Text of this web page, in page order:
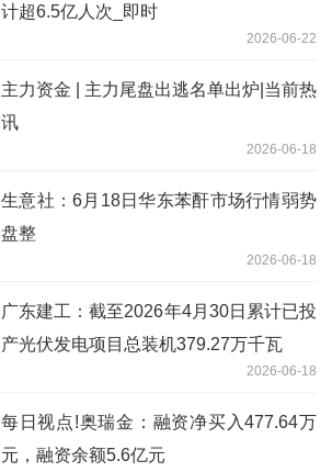
计超6.5亿人次_即时
2026-06-22
主力资金 | 主力尾盘出逃名单出炉|当前热
讯
2026-06-18
生意社：6月18日华东苯酐市场行情弱势
盘整
2026-06-18
广东建工：截至2026年4月30日累计已投
产光伏发电项目总装机379.27万千瓦
2026-06-18
每日视点!奥瑞金：融资净买入477.64万
元，融资余额5.6亿元